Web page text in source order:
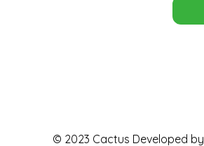
© 2023 Cactus Developed by